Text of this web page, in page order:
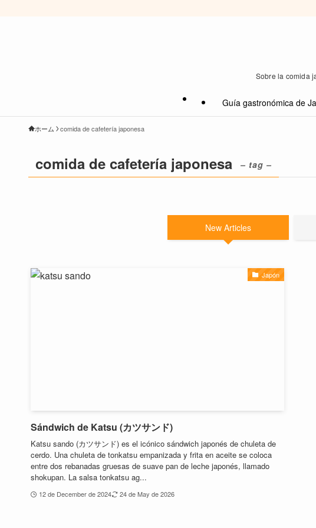
Sobre la comida
Guía gastronómica de
ホーム comida de cafetería japonesa
comida de cafetería japonesa – tag –
New Articles
Japón
Sándwich de Katsu (カツサンド)
Katsu sando (カツサンド) es el icónico sándwich japonés de chuleta de
cerdo. Una chuleta de tonkatsu empanizada y frita en aceite se coloca
entre dos rebanadas gruesas de suave pan de leche japonés, llamado
shokupan. La salsa tonkatsu ag...
12 de December de 2024 24 de May de 2026